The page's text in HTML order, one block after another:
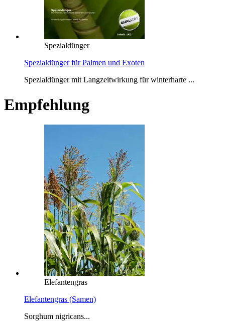
Spezialdünger
Spezialdünger für Palmen und Exoten
Spezialdünger mit Langzeitwirkung für winterharte ...
Empfehlung
Elefantengras
Elefantengras (Samen)
Sorghum nigricans...